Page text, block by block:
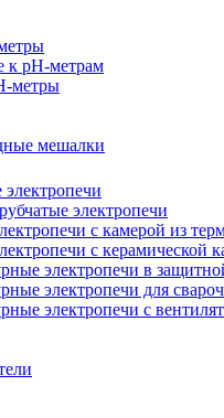
к pH-метрам
метры
мешалки
электропечи
с камерой из
с керамической
электропечи в
электропечи для
электропечи с